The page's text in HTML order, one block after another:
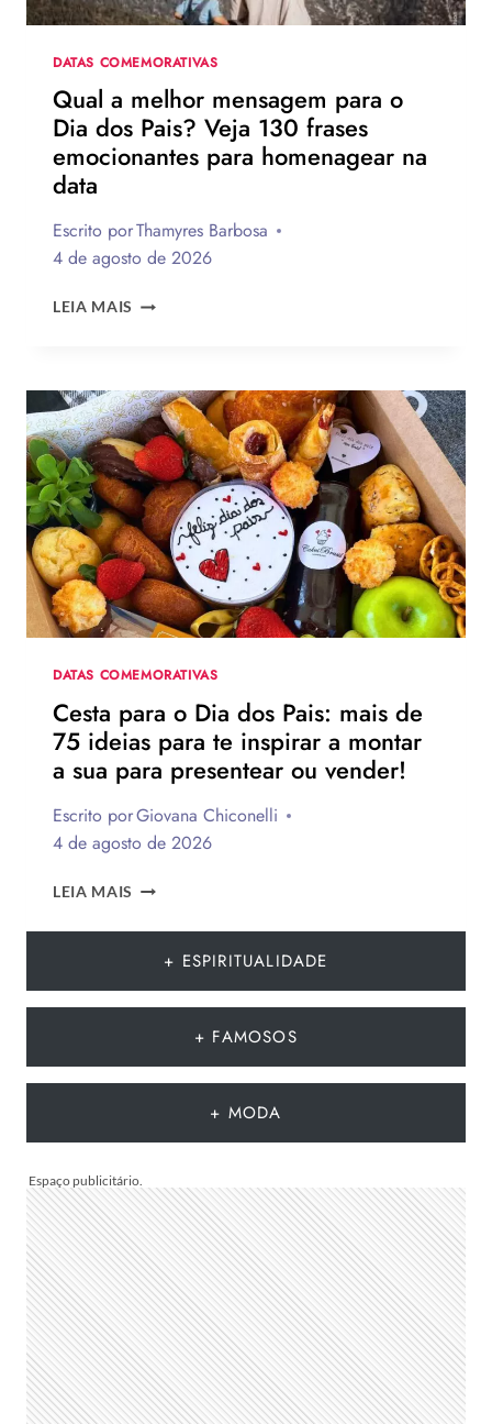
DIA
DATAS COMEMORATIVAS
Qual a melhor mensagem para o
Dia dos Pais? Veja 130 frases
emocionantes para homenagear na
data
Escrito porThamyres Barbosa
4 de agosto de 2026
LEIA MAIS QUAL
PARA
O
DIA
DOS
PAIS?
VEJA
130
FRASES
EMOCIONANTES
PARA
HOMENAGEAR
DATA
DATAS COMEMORATIVAS
Cesta para o Dia dos Pais: mais de
75 ideias para te inspirar a montar
a sua para presentear ou vender!
Escrito porGiovana Chiconelli
4 de agosto de 2026
LEIA MAIS CESTA
O
75
TE
A
MONTAR
A
SUA
PARA
PRESENTEAR
OU
VENDER!
+ ESPIRITUALIDADE
+ FAMOSOS
+ MODA